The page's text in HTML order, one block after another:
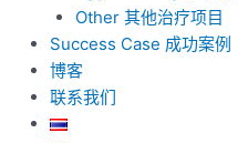
Other 其他治疗项目
Success Case 成功案例
博客
联系我们